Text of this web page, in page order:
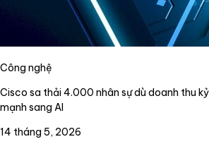
Công nghệ
Cisco sa thải 4.000 nhân sự dù doanh thu
mạnh sang AI
14 tháng 5, 2026